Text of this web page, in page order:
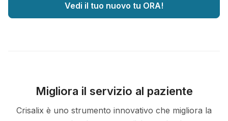
Vedi il tuo nuovo tu ORA!
Migliora il servizio al paziente
Crisalix è uno strumento innovativo che migliora la